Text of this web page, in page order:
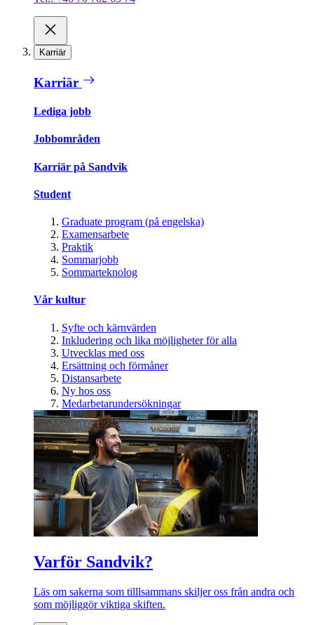
Karriär
Karriär
Lediga jobb
Jobbområden
Karriär på Sandvik
Student
Graduate program (på engelska)
Examensarbete
Praktik
Sommarjobb
Sommarteknolog
Vår kultur
Syfte och kärnvärden
Inkludering och lika möjligheter för alla
Utvecklas med oss
Ersättning och förmåner
Distansarbete
Ny hos oss
Medarbetarundersökningar
Varför Sandvik?
Läs om sakerna som tilllsammans skiljer oss från andra och
som möjliggör viktiga skiften.